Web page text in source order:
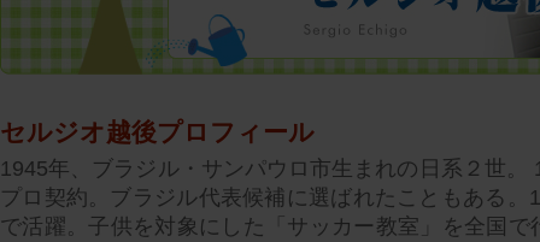
セルジオ越後プロフィール
1945年、ブラジル・サンパウロ市生まれの日系２世。
プロ契約。ブラジル代表候補に選ばれたこともある
で活躍。子供を対象にした「サッカー教室」を全国